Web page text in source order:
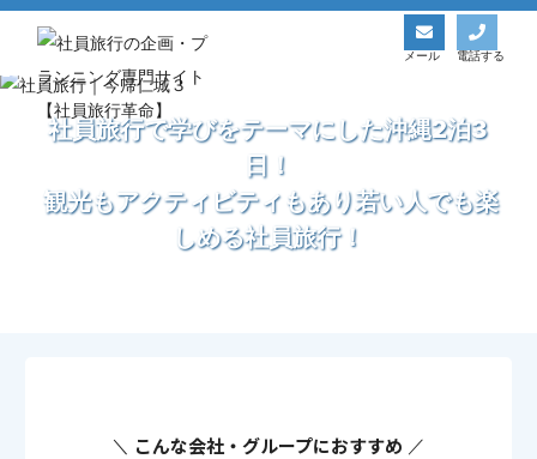
メール 電話する
《沖縄社員旅行》沖縄の文化と歴史を体感する！学びをテーマとした社員旅行2泊3日
社員旅行で学びをテーマにした沖縄2泊3
日！
観光もアクティビティもあり若い人でも楽
しめる社員旅行！
こんな会社・グループにおすすめ